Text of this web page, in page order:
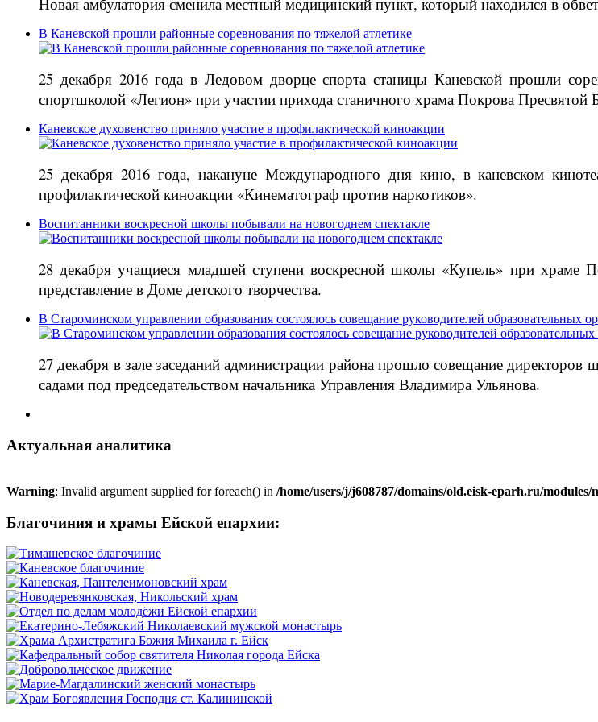
В Каневской прошли районные соревнования по тяжелой атлетике
25 декабря 2016 года в Ледовом дворце спорта станицы Каневской прошли
спортшколой «Легион» при участии прихода станичного храма Покрова Пресвятой
Каневское духовенство приняло участие в профилактической киноакции
25 декабря 2016 года, накануне Международного дня кино, в каневском
профилактической киноакции «Кинематограф против наркотиков».
Воспитанники воскресной школы побывали на новогоднем спектакле
28 декабря учащиеся младшей ступени воскресной школы «Купель» при храме
представление в Доме детского творчества.
В Староминском управлении образования состоялось совещание руководителей образовательных
27 декабря в зале заседаний администрации района прошло совещание
садами под председательством начальника Управления Владимира Ульянова.
Актуальная аналитика
Warning: Invalid argument supplied for foreach() in /home/users/j/j608787/domains/old.eisk-eparh.ru/
Благочиния и храмы Ейской епархии: